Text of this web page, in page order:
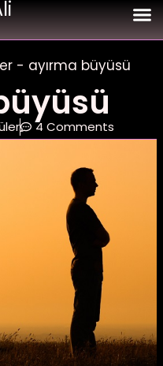
- ayırma büyüsü
4 Comments